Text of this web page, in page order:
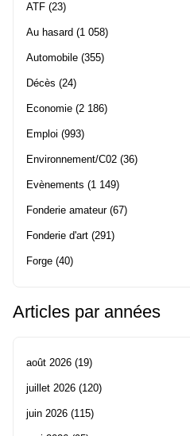
ATF (23)
Au hasard (1 058)
Automobile (355)
Décès (24)
Economie (2 186)
Emploi (993)
Environnement/C02 (36)
Evènements (1 149)
Fonderie amateur(67)
Fonderie d'art (291)
Forge (40)
Articles par années
août 2026 (19)
juillet 2026 (120)
juin 2026 (115)